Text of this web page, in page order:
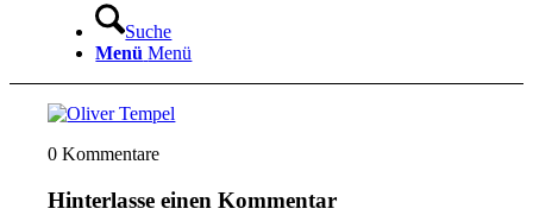
Suche
Menü Menü
0 Kommentare
Hinterlasse einen Kommentar